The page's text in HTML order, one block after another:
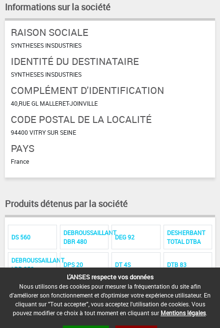
Informations sur la société
RAISON SOCIALE
SYNTHESES INSDUSTRIES
IDENTITÉ DU DESTINATAIRE
SYNTHESES INSDUSTRIES
COMPLÉMENT D'IDENTIFICATION
40,RUE GL MALLERET-JOINVILLE
CODE POSTAL DE LA LOCALITÉ
94400 VITRY SUR SEINE
PAYS
France
Produits détenus par la société
DS 560
DEBROUSSAILLANT
DBR 480
DEG 92
DESHERBANT
TOTAL DTBA
DEBROUSSAILLANT
LDR 250
DPS 20 DT 4S DTB 83
GHER 166 TOT 365
L'ANSES respecte vos données
Nous utilisons des cookies pour mesurer la fréquentation du site afin
d'améliorer son fonctionnement et d'optimiser votre expérience utilisateur. En
cliquant sur "Tout accepter", vous acceptez l'utilisation de cookies. Vous
pouvez modifier ce choix à tout moment en cliquant sur Mentions légales